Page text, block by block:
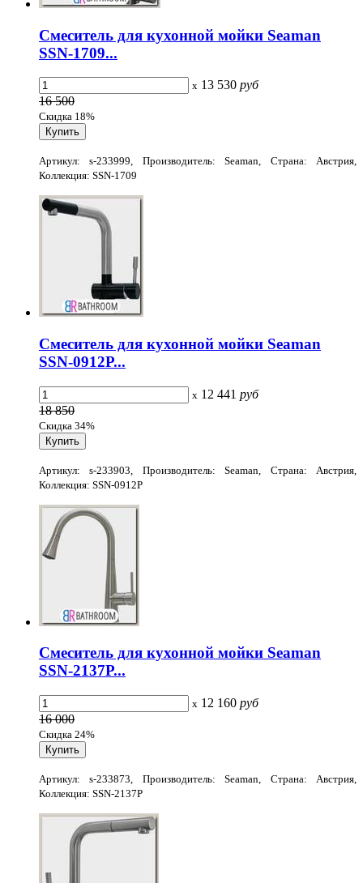
Смеситель для кухонной мойки Seaman
SSN-1709...
x 13 530 руб
16 500
Скидка 18%
Артикул: s-233999, Производитель: Seaman, Страна: Австрия,
Коллекция: SSN-1709
Смеситель для кухонной мойки Seaman
SSN-0912P...
x 12 441 руб
18 850
Скидка 34%
Артикул: s-233903, Производитель: Seaman, Страна: Австрия,
Коллекция: SSN-0912P
Смеситель для кухонной мойки Seaman
SSN-2137P...
x 12 160 руб
16 000
Скидка 24%
Артикул: s-233873, Производитель: Seaman, Страна: Австрия,
Коллекция: SSN-2137P